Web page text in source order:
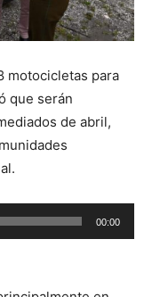
motocicletas para
que serán
de abril,
00:00